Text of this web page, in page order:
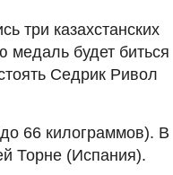
три казахстанских
медаль будет биться
Седрик Ривол
66 килограммов). В
Торне (Испания).